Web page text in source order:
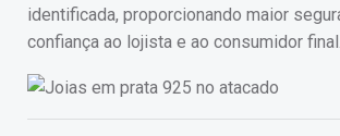
identificada, proporcionando maior
confiança ao lojista e ao consumidor final.